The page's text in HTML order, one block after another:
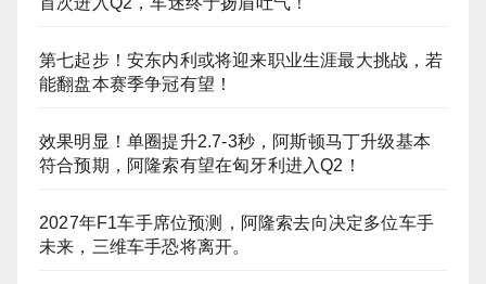
第七起步！安东内利或将迎来职业生涯最大挑战，若
能翻盘本赛季争冠有望！
效果明显！单圈提升2.7-3秒，阿斯顿马丁升级基本
符合预期，阿隆索有望在匈牙利进入Q2！
2027年F1车手席位预测，阿隆索去向决定多位车手
未来，三维车手恐将离开。